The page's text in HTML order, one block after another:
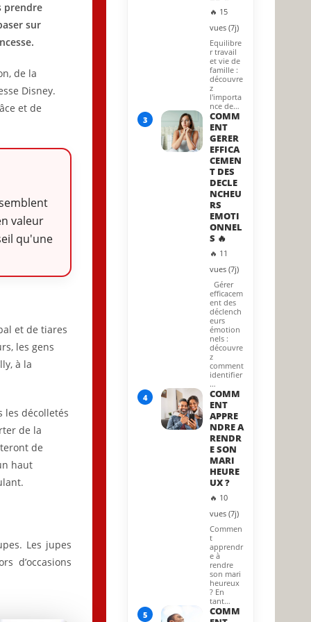
prendre
sur
de la
Disney.
et de
valeur
qu'une
et de tiares
les gens
à la
les décolletés
de la
de
haut
Les jupes
d’occasions
🔥 15
vues (7j)
Equilibre
r travail
et vie de
famille :
découvre
z
l'importa
nce de…
3
COMM
ENT
GERER
EFFICA
CEMEN
T DES
DECLE
NCHEU
RS
EMOTI
ONNEL
S 🔥
🔥 11
vues (7j)
Gérer
efficacem
ent des
déclench
eurs
émotion
nels :
découvre
z
comment
identifier
…
4
COMM
ENT
APPRE
NDRE A
RENDR
E SON
MARI
HEURE
UX ?
🔥 10
vues (7j)
Commen
t
apprendr
e à
rendre
son mari
heureux
? En
tant…
5
COMM